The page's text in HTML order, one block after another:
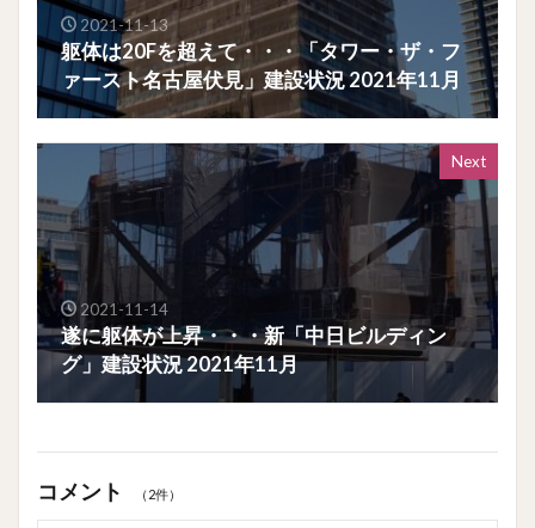
2021-11-13
躯体は20Fを超えて・・・「タワー・ザ・フ
ァースト名古屋伏見」建設状況 2021年11月
Next
2021-11-14
遂に躯体が上昇・・・新「中日ビルディン
グ」建設状況 2021年11月
コメント （2件）